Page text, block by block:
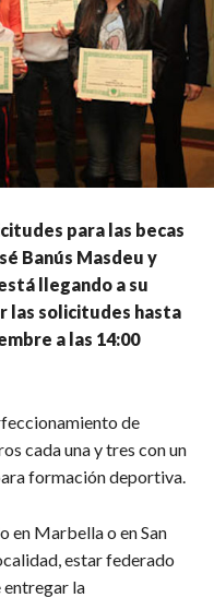
para las becas
Banús Masdeu y
llegando a su
las solicitudes hasta
a las 14:00
de
cada una y tres con un
formación deportiva.
en Marbella o en San
estar federado
entregar la